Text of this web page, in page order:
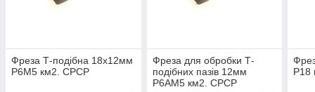
Фреза Т-подібна 18х12мм
Р6М5 км2. СРСР
Фреза для обробки Т-
подібних пазів 12мм
Р6АМ5 км2. СРСР
Р18